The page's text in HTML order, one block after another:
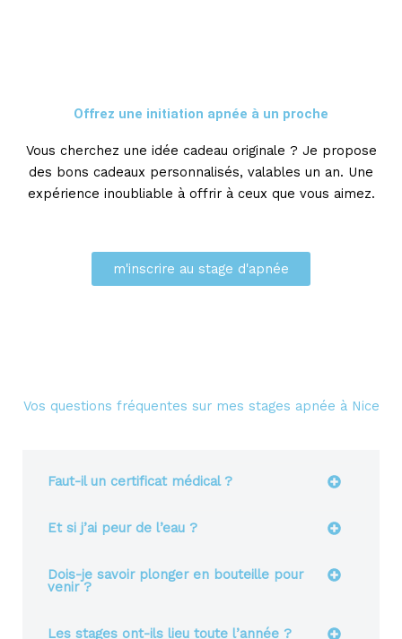
Offrez une initiation apnée à un proche
Vous cherchez une idée cadeau originale ? Je propose
des bons cadeaux personnalisés, valables un an. Une
expérience inoubliable à offrir à ceux que vous aimez.
m'inscrire au stage d'apnée
Vos questions fréquentes sur mes stages apnée à Nice
Faut-il un certificat médical ?
Et si j’ai peur de l’eau ?
Dois-je savoir plonger en bouteille pour
venir ?
Les stages ont-ils lieu toute l’année ?